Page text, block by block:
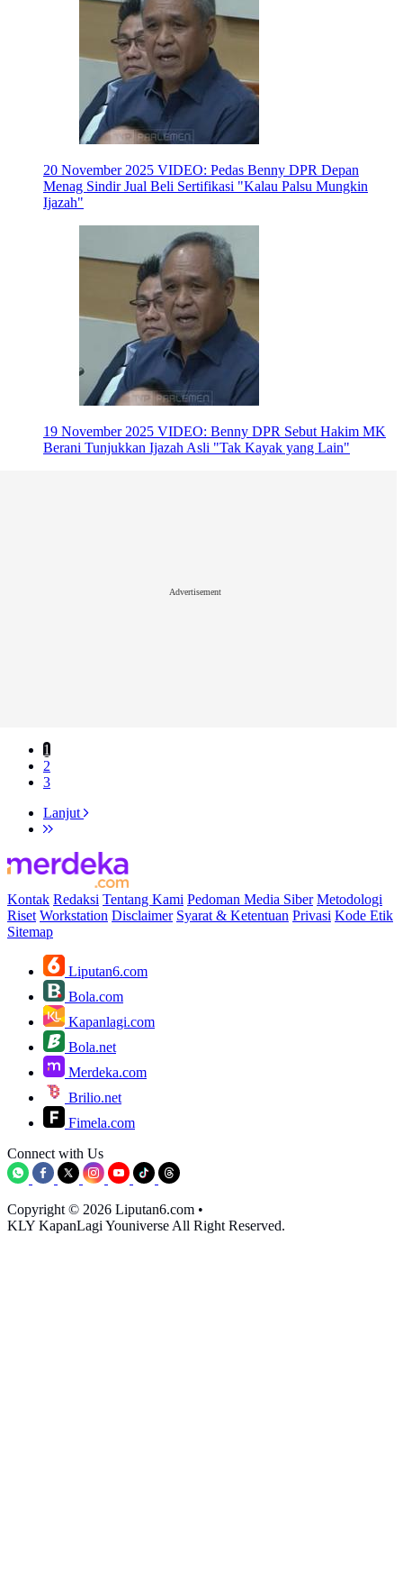
20 November 2025 VIDEO: Pedas Benny DPR Depan
Menag Sindir Jual Beli Sertifikasi "Kalau Palsu Mungkin
Ijazah"
19 November 2025 VIDEO: Benny DPR Sebut Hakim MK
Berani Tunjukkan Ijazah Asli "Tak Kayak yang Lain"
Advertisement
1
2
3
Lanjut
Kontak Redaksi Tentang Kami Pedoman Media Siber Metodologi
Riset Workstation Disclaimer Syarat & Ketentuan Privasi Kode Etik
Sitemap
Liputan6.com
Bola.com
Kapanlagi.com
Bola.net
Merdeka.com
Brilio.net
Fimela.com
Connect with Us
Copyright © 2026 Liputan6.com •
KLY KapanLagi Youniverse All Right Reserved.